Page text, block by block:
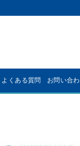
よくある質問 お問い合